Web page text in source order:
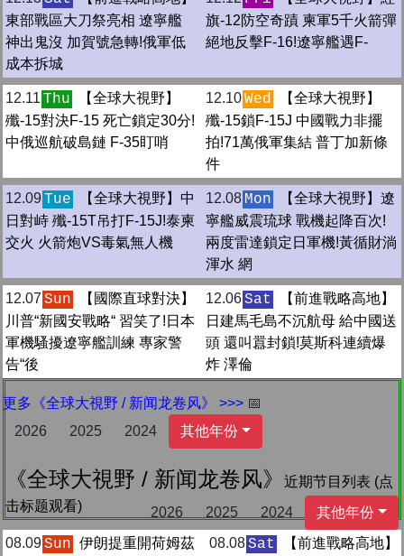
東部戰區大刀祭亮相 遼寧艦
神出鬼沒 加賀號急轉!俄軍低
成本拆城
旗-12防空奇蹟 柬軍5千火箭彈
絕地反擊F-16!遼寧艦遇F-
12.11 Thu
【全球大視野】
殲-15對決F-15 死亡鎖定30分!
中俄巡航破島鏈 F-35盯哨
12.10Wed
【全球大視野】
殲-15鎖F-15J 中國戰力非擺
拍!71萬俄軍集結 普丁加新條
件
12.09Tue
【全球大視野】中
日對峙 殲-15T吊打F-15J!泰柬
交火 火箭炮VS毒氣無人機
12.08 Mon
【全球大視野】遼
寧艦威震琉球 戰機起降百次!
兩度雷達鎖定日軍機!黃循財淌
渾水 網
12.07 Sun
【國際直球對決】
川普“新國安戰略“ 習笑了!日本
軍機騷擾遼寧艦訓練 專家警
告“後
12.06Sat
【前進戰略高地】
日建馬毛島不沉航母 給中國送
頭 還叫囂封鎖!莫斯科連續爆
炸 澤倫
更多《全球大視野 / 新闻龙卷风》 >>> 📅
2026
2025 2024 其他年份
《全球大視野 / 新闻龙卷风》
近期节目列表 (点
击标题观看)
2026 2025 2024
其他年份
08.09Sun 伊朗提重開荷姆茲
08.08Sat
【前進戰略高地】